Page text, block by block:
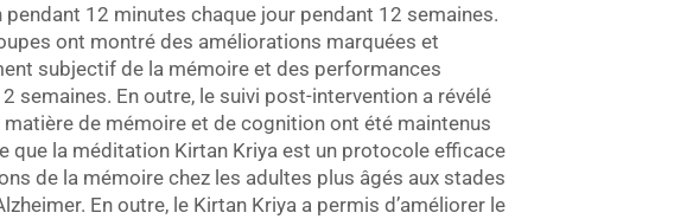
12 minutes chaque jour pendant 12 semaines.
ont montré des améliorations marquées et
subjectif de la mémoire et des performances
semaines. En outre, le suivi post-intervention a révélé
de mémoire et de cognition ont été maintenus
que la méditation Kirtan Kriya est un protocole efficace
de la mémoire chez les adultes plus âgés aux stades
En outre, le Kirtan Kriya a permis d’améliorer le